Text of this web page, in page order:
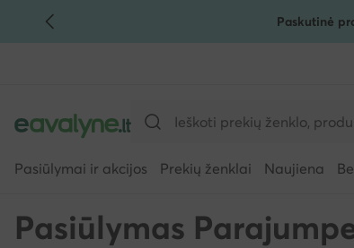
PEREITI PRIE PAGRINDINIO TURINIOPaskutinė
Pasiūlymai ir akcijos Prekių ženklai Naujiena
Pasiūlymas